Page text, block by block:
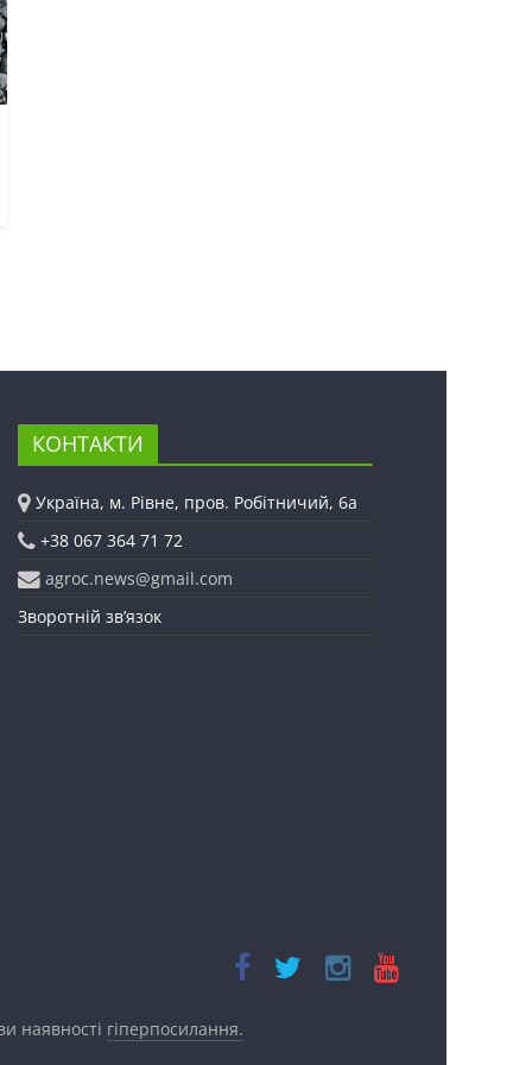
КОНТАКТИ
Україна, м. Рівне, пров. Робітничий, 6а
+38 067 364 71 72
agroc.news@gmail.com
Зворотній зв’язок
наявності гіперпосилання.